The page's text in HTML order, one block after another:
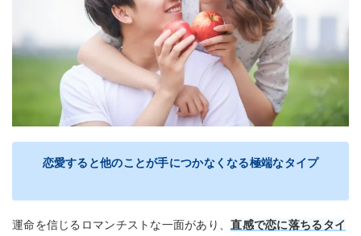
恋愛すると他のことが手につかなくなる極端なタイプ
運命を信じるロマンチストな一面があり、直感で恋に落ちるタイ